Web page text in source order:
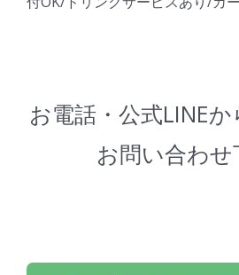
お電話・公式LINE
お問い合わ